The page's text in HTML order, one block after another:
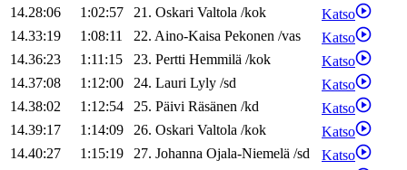
14.28:06
1:02:57 21. Oskari Valtola /kok
Katso
14.33:19
1:08:11 22. Aino-Kaisa Pekonen /vas
Katso
14.36:23
1:11:15 23. Pertti Hemmilä /kok
Katso
14.37:08
1:12:00 24. Lauri Lyly /sd
Katso
14.38:02
1:12:54 25. Päivi Räsänen /kd
Katso
14.39:17
1:14:09 26. Oskari Valtola /kok
Katso
14.40:27
1:15:19 27. Johanna Ojala-Niemelä /sd
Katso